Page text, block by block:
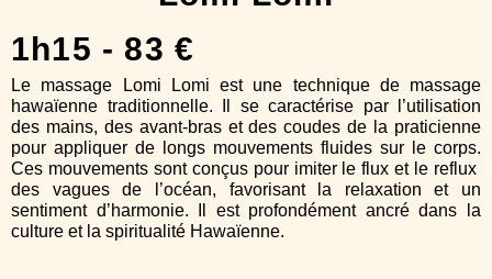
1h15 - 83 €
Le massage Lomi Lomi est une technique de massage
hawaïenne traditionnelle. Il se caractérise par l’utilisation
des mains, des avant-bras et des coudes de la praticienne
pour appliquer de longs mouvements fluides sur le corps.
Ces mouvements sont conçus pour imiter le flux et le reflux
des vagues de l’océan, favorisant la relaxation et un
sentiment d’harmonie. Il est profondément ancré dans la
culture et la spiritualité Hawaïenne.